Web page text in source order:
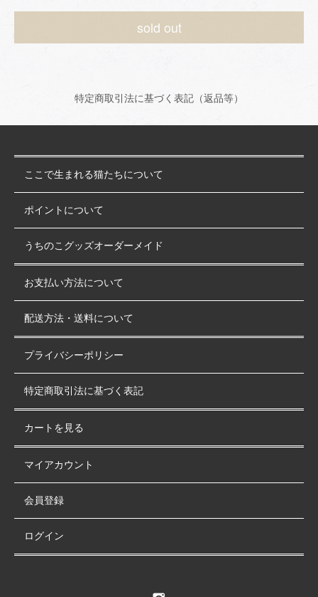
sold out
特定商取引法に基づく表記（返品等）
ここで生まれる猫たちについて
ポイントについて
うちのこグッズオーダーメイド
お支払い方法について
配送方法・送料について
プライバシーポリシー
特定商取引法に基づく表記
カートを見る
マイアカウント
会員登録
ログイン